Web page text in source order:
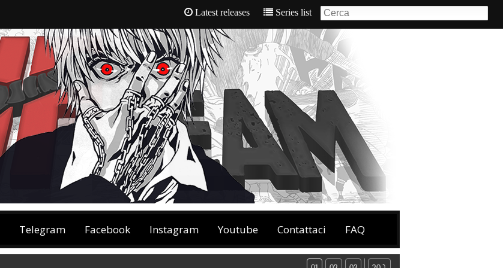
Latest releases Series list
Telegram Facebook Instagram Youtube Contattaci FAQ